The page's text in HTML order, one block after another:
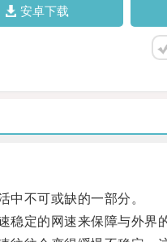
安卓下载
不可或缺的一部分。
定的网速来保障与外界的